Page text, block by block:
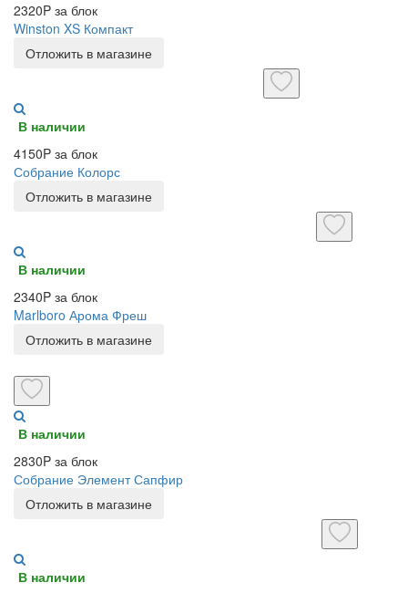
2320P за блок
Winston XS Компакт
Отложить в магазине
В наличии
4150P за блок
Собрание Колорс
Отложить в магазине
В наличии
2340P за блок
Marlboro Арома Фреш
Отложить в магазине
В наличии
2830P за блок
Собрание Элемент Сапфир
Отложить в магазине
В наличии